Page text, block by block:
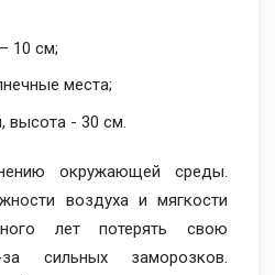
10 см;
места;
высота - 30 см.
окружающей среды.
воздуха и мягкости
лет потерять свою
за сильных заморозков.